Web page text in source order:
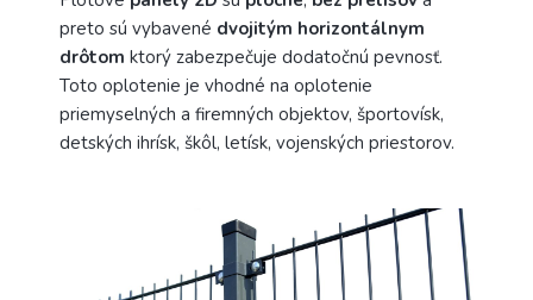
preto sú vybavené dvojitým horizontálnym
drôtom ktorý zabezpečuje dodatočnú pevnosť.
Toto oplotenie je vhodné na oplotenie
priemyselných a firemných objektov, športovísk,
detských ihrísk, škôl, letísk, vojenských priestorov.